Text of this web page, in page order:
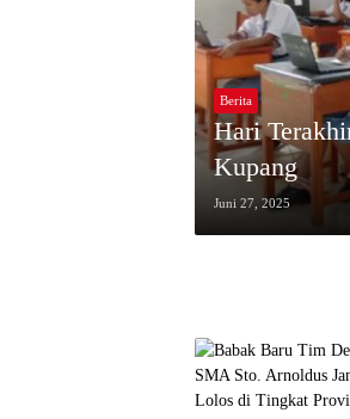
Berita
Hari
Kupang
Juni 27, 2025